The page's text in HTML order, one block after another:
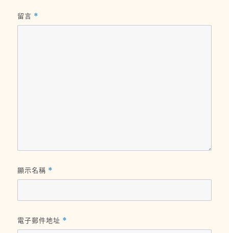
留言 *
顯示名稱 *
電子郵件地址 *